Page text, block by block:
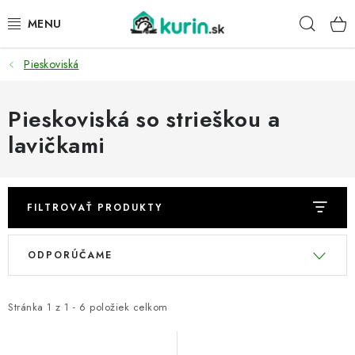
na
PRE HYDINU
PRE PSY
PRE ZAJACE
PRE DETI
ZÁHRADA
DOMÁCI WELLNESS
PRE VTÁKY
Pieskoviská
Pieskoviská so strieškou a
lavičkami
FILTROVAŤ PRODUKTY
V
i
Stránka 1 z 1 - 6 položiek celkom
R
e
ODPORÚČAME